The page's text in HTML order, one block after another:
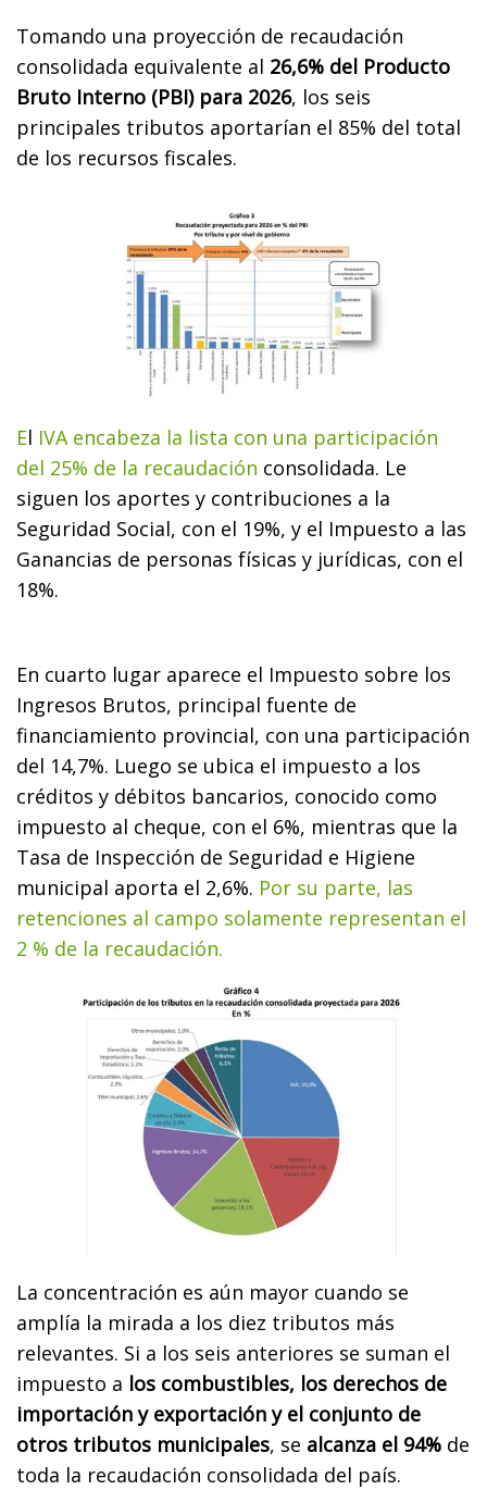
Tomando una proyección de recaudación
consolidada equivalente al 26,6% del Producto
Bruto Interno (PBI) para 2026, los seis
principales tributos aportarían el 85% del total
de los recursos fiscales.
El IVA encabeza la lista con una participación
del 25% de la recaudación consolidada. Le
siguen los aportes y contribuciones a la
Seguridad Social, con el 19%, y el Impuesto a las
Ganancias de personas físicas y jurídicas, con el
18%.
En cuarto lugar aparece el Impuesto sobre los
Ingresos Brutos, principal fuente de
financiamiento provincial, con una participación
del 14,7%. Luego se ubica el impuesto a los
créditos y débitos bancarios, conocido como
impuesto al cheque, con el 6%, mientras que la
Tasa de Inspección de Seguridad e Higiene
municipal aporta el 2,6%. Por su parte, las
retenciones al campo solamente representan el
2 % de la recaudación.
La concentración es aún mayor cuando se
amplía la mirada a los diez tributos más
relevantes. Si a los seis anteriores se suman el
impuesto a los combustibles, los derechos de
importación y exportación y el conjunto de
otros tributos municipales, se alcanza el 94% de
toda la recaudación consolidada del país.